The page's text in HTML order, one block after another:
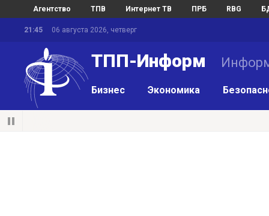
Агентство ТПВ Интернет ТВ ПРБ RBG
21:45 06 августа 2026, четверг
ТПП-Информ
Бизнес Экономика